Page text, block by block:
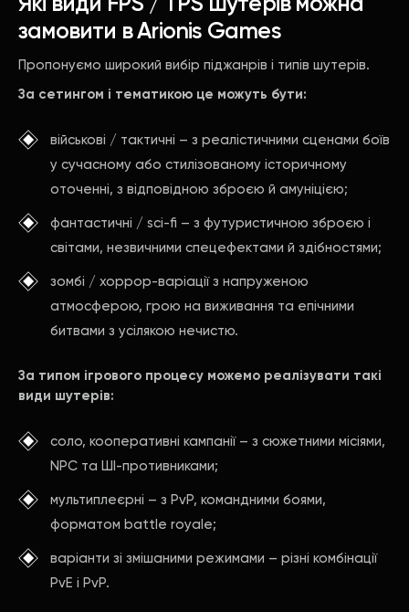
Які види FPS / TPS шутерів можна
замовити в Arionis Games
Пропонуємо широкий вибір піджанрів і типів шутерів.
За сетингом і тематикою це можуть бути:
військові / тактичні – з реалістичними сценами боїв
у сучасному або стилізованому історичному
оточенні, з відповідною зброєю й амуніцією;
фантастичні / sci-fi – з футуристичною зброєю і
світами, незвичними спецефектами й здібностями;
зомбі / хоррор-варіації з напруженою
атмосферою, грою на виживання та епічними
битвами з усілякою нечистю.
За типом ігрового процесу можемо реалізувати такі
види шутерів:
соло, кооперативні кампанії – з сюжетними місіями,
NPC та ШІ-противниками;
мультиплеєрні – з PvP, командними боями,
форматом battle royale;
варіанти зі змішаними режимами – різні комбінації
PvE і PvP.